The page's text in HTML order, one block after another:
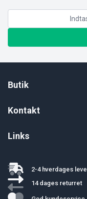
Butik
Kontakt
Links
2-4 hverdages
14 dages returret